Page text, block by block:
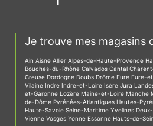
Je trouve mes magasins
Ain Aisne Allier Alpes-de-Haute-Provence
Bouches-du-Rhône Calvados Cantal
Creuse Dordogne Doubs Drôme Eure Eure-
Vilaine Indre Indre-et-Loire Isère Jura
et-Garonne Lozère Maine-et-Loire Manche
de-Dôme Pyrénées-Atlantiques Hautes-
Haute-Savoie Seine-Maritime Yvelines
Vienne Vosges Yonne Essonne Hauts-de-